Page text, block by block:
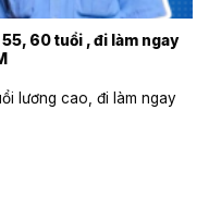
60 tuổi , đi làm ngay
lương cao, đi làm ngay